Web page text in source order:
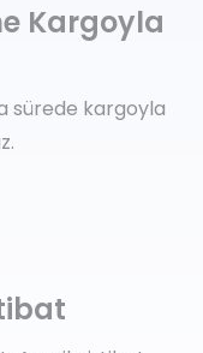
Kargoyla
sürede kargoyla